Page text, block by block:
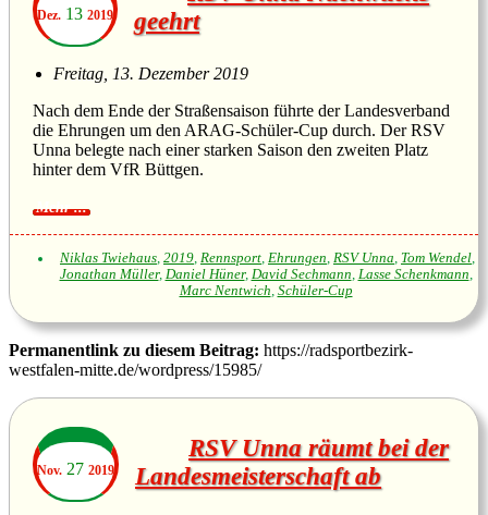
Dez. 13 2019
geehrt
Freitag, 13. Dezember 2019
Nach dem Ende der Straßensaison führte der Landesverband
die Ehrungen um den ARAG-Schüler-Cup durch. Der RSV
Unna belegte nach einer starken Saison den zweiten Platz
hinter dem VfR Büttgen.
Niklas Twiehaus, 2019, Rennsport, Ehrungen, RSV Unna, Tom Wendel,
Jonathan Müller, Daniel Hüner, David Sechmann, Lasse Schenkmann,
Marc Nentwich, Schüler-Cup
Permanentlink zu diesem Beitrag: https://radsportbezirk-
westfalen-mitte.de/wordpress/15985/
Nov. 27 2019
RSV Unna räumt bei der
Landesmeisterschaft ab